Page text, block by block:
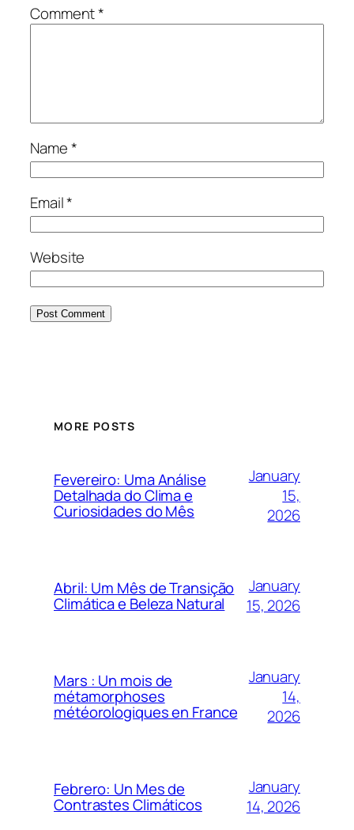
Comment*
Name*
Email*
Website
MORE POSTS
Fevereiro: Uma Análise
Detalhada do Clima e
Curiosidades do Mês
January
15,
2026
Abril: Um Mês de Transição
Climática e Beleza Natural
January
15, 2026
Mars : Un mois de
métamorphoses
météorologiques en France
January
14,
2026
Febrero: Un Mes de
Contrastes Climáticos
January
14, 2026